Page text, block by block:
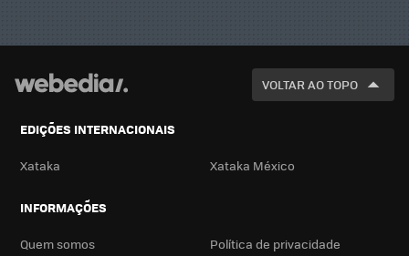
VOLTAR AO TOPO
EDIÇÕES INTERNACIONAIS
Xataka Xataka México
INFORMAÇÕES
Quem somos Política de privacidade